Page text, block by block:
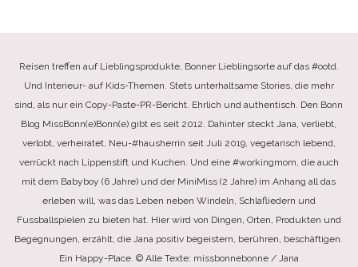
Reisen treffen auf Lieblingsprodukte, Bonner Lieblingsorte auf das #ootd.
Und Interieur- auf Kids-Themen. Stets unterhaltsame Stories, die mehr
sind, als nur ein Copy-Paste-PR-Bericht. Ehrlich und authentisch. Den Bonn
Blog MissBonn(e)Bonn(e) gibt es seit 2012. Dahinter steckt Jana, verliebt,
verlobt, verheiratet, Neu-#hausherrin seit Juli 2019, vegetarisch lebend,
verrückt nach Lippenstift und Kuchen. Und eine #workingmom, die auch
mit dem Babyboy (6 Jahre) und der MiniMiss (2 Jahre) im Anhang all das
erleben will, was das Leben neben Windeln, Schlafliedern und
Fussballspielen zu bieten hat. Hier wird von Dingen, Orten, Produkten und
Begegnungen, erzählt, die Jana positiv begeistern, berühren, beschäftigen.
Ein Happy-Place. © Alle Texte: missbonnebonne / Jana